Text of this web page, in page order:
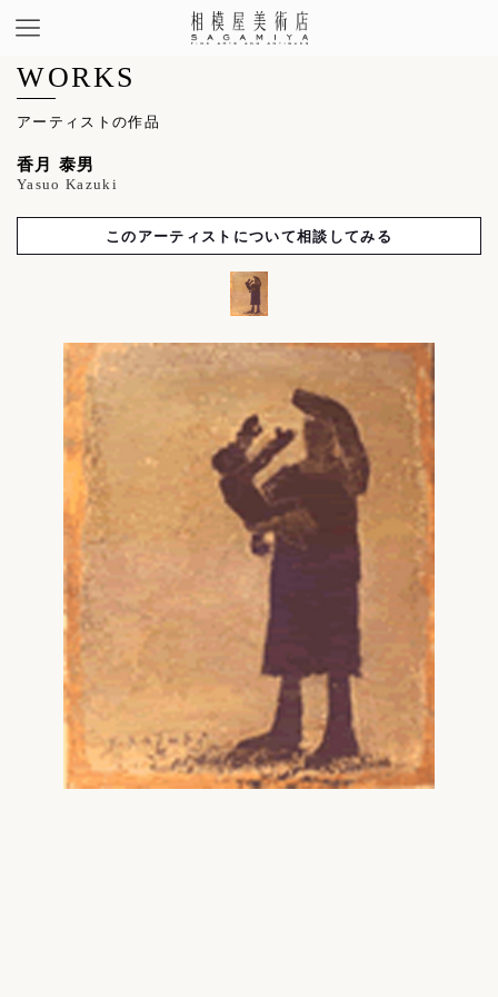
WORKS
アーティストの作品
香月 泰男
Yasuo Kazuki
このアーティストについて相談してみる